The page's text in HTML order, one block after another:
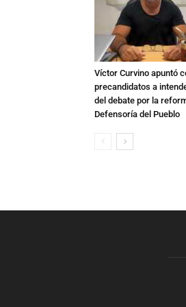
Víctor Curvino apuntó
precandidatos a
del debate por la
Defensoría del Pueblo